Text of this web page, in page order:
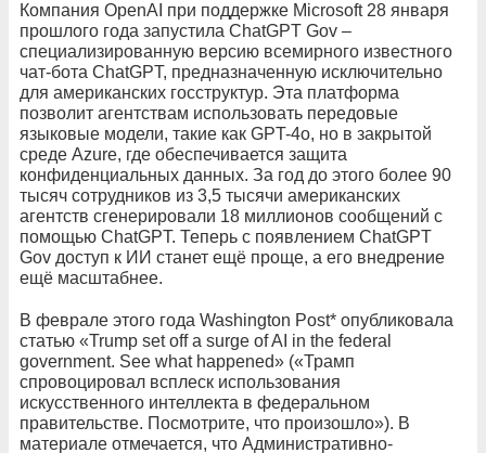
Компания OpenAI при поддержке Microsoft 28 января
прошлого года запустила ChatGPT Gov –
специализированную версию всемирного известного
чат-бота ChatGPT, предназначенную исключительно
для американских госструктур. Эта платформа
позволит агентствам использовать передовые
языковые модели, такие как GPT-4o, но в закрытой
среде Azure, где обеспечивается защита
конфиденциальных данных. За год до этого более 90
тысяч сотрудников из 3,5 тысячи американских
агентств сгенерировали 18 миллионов сообщений с
помощью ChatGPT. Теперь с появлением ChatGPT
Gov доступ к ИИ станет ещё проще, а его внедрение
ещё масштабнее.
В феврале этого года Washington Post* опубликовала
статью «Trump set off a surge of AI in the federal
government. See what happened» («Трамп
спровоцировал всплеск использования
искусственного интеллекта в федеральном
правительстве. Посмотрите, что произошло»). В
материале отмечается, что Административно-